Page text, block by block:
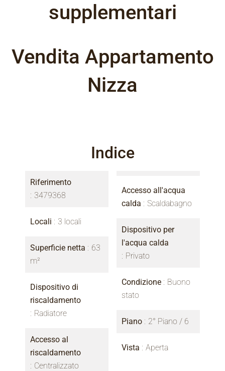
supplementari
Vendita Appartamento
Nizza
Indice
Riferimento
3479368
Locali 3 locali
Superficie netta
63
m²
Dispositivo di
riscaldamento
Radiatore
Accesso al
riscaldamento
Centralizzato
Accesso all'acqua
calda
Scaldabagno
Dispositivo per
l'acqua calda
Privato
Condizione
Buono
stato
Piano 2° Piano / 6
Vista Aperta